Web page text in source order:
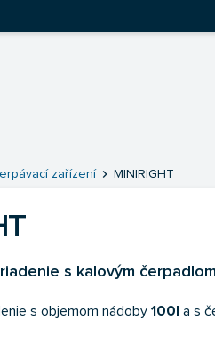
zařízení chevron_right MINIRIGHT
s kalovým
s objemom nádoby 100l a s